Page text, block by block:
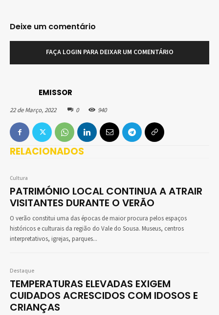
EMISSOR
22 de Março, 2022 0 940
RELACIONADOS
Cultura
PATRIMÓNIO LOCAL CONTINUA A ATRAIR
VISITANTES DURANTE O VERÃO
O verão constitui uma das épocas de maior procura pelos espaços
históricos e culturais da região do Vale do Sousa. Museus, centros
interpretativos, igrejas, parques...
Destaque
TEMPERATURAS ELEVADAS EXIGEM
CUIDADOS ACRESCIDOS COM IDOSOS E
CRIANÇAS
Deixe um comentário
FAÇA LOGIN PARA DEIXAR UM COMENTÁRIO